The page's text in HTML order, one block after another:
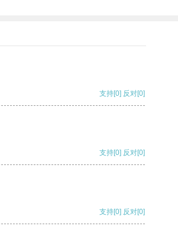
支持[0] 反对[0]
支持[0] 反对[0]
支持[0] 反对[0]